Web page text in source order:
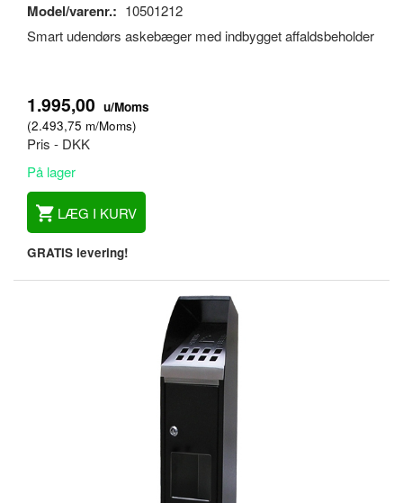
Model/varenr.: 10501212
Smart udendørs askebæger med indbygget affaldsbeholder
1.995,00 u/Moms
(2.493,75 m/Moms)
Pris - DKK
På lager
LÆG I KURV
GRATIS levering!